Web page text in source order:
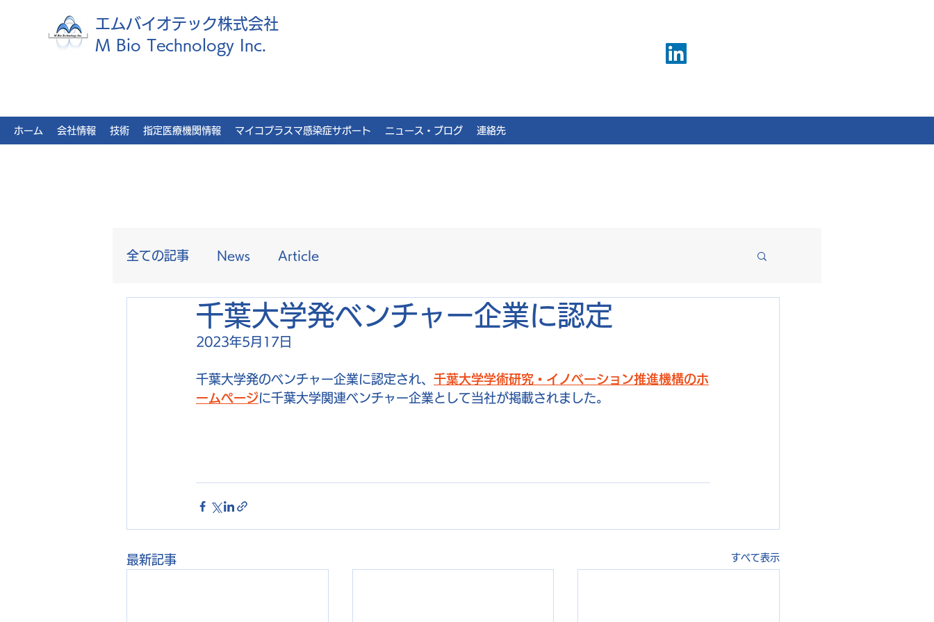
エムバイオテック株式会社
M Bio Technology Inc.
ホーム 会社情報 技術 指定医療機関情報 マイコプラスマ感染症サポート ニュース・ブログ 連絡先
全ての記事 News Article
千葉大学発ベンチャー企業に認定
2023年5月17日
千葉大学発のベンチャー企業に認定され、 千葉大学学術研究・イノベーション推進機構のホ
ームページに千葉大学関連ベンチャー企業として当社が掲載されました。
最新記事 すべて表示